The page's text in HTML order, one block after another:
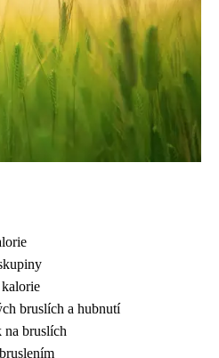
kalorie
bruslích a hubnutí
bruslích